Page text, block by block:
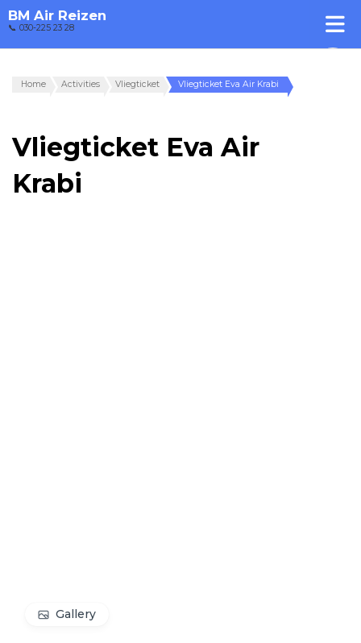
BM Air Reizen
📞 030-225 23 28
Home Activities Vliegticket Vliegticket Eva Air Krabi
Vliegticket Eva Air
Krabi
Gallery